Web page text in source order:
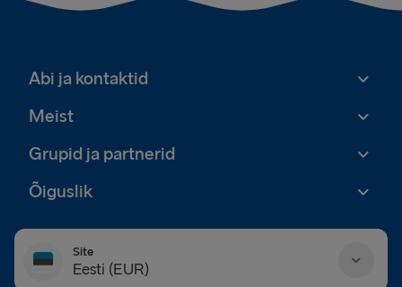
Abi ja kontaktid
Meist
Grupid ja partnerid
Õiguslik
Site
Eesti (EUR)